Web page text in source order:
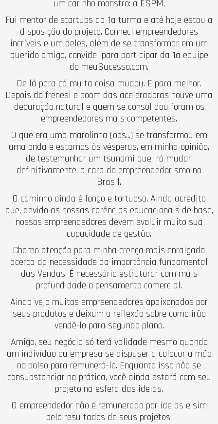
um carinho monstro: a ESPM.
Fui mentor de startups da 1a turma e até hoje estou a
disposição do projeto. Conheci empreendedores
incríveis e um deles, além de se transformar em um
querido amigo, convidei para participar da 1a equipe
do meuSucesso.com.
De lá para cá muita coisa mudou. E para melhor.
Depois do frenesi e boom das aceleradoras houve uma
depuração natural e quem se consolidou foram os
empreendedores mais competentes.
O que era uma marolinha (ops...) se transformou em
uma onda e estamos às vésperas, em minha opinião,
de testemunhar um tsunami que irá mudar,
definitivamente, a cara do empreendedorismo no
Brasil.
O caminho ainda é longo e tortuoso. Ainda acredito
que, devido as nossas carências educacionais de base,
nossos empreendedores devem evoluir muito sua
capacidade de gestão.
Chamo atenção para minha crença mais enraigada
acerca da necessidade da importância fundamental
das Vendas. É necessário estruturar com mais
profundidade o pensamento comercial.
Ainda vejo muitos empreendedores apaixonados por
seus produtos e deixam a reflexão sobre como irão
vendê-lo para segundo plano.
Amigo, seu negócio só terá validade mesmo quando
um indivíduo ou empresa se dispuser a colocar a mão
no bolso para remunerá-lo. Enquanto isso não se
consubstanciar na prática, você ainda estará com seu
projeto na esfera das ideias.
O empreendedor não é remunerado por ideias e sim
pelo resultados de seus projetos.